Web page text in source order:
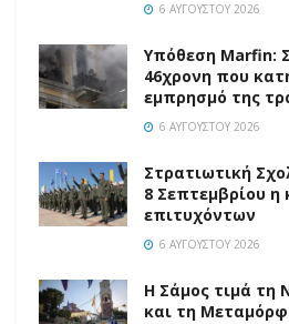
6 ΑΥΓΟΎΣΤΟΥ 2026
Υπόθεση Marfin:
46χρονη που
εμπρησμό της
6 ΑΥΓΟΎΣΤΟΥ 2026
Στρατιωτική
8 Σεπτεμβρίου
επιτυχόντων
6 ΑΥΓΟΎΣΤΟΥ 2026
Η Σάμος τιμά τη
και τη